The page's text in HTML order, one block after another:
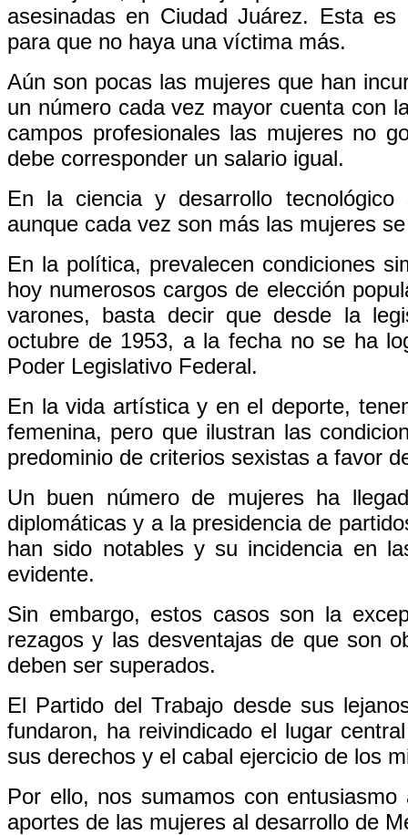
asesinadas en Ciudad Juárez. Esta
para que no haya una víctima más.
Aún son pocas las mujeres que han
un número cada vez mayor cuenta con
campos profesionales las mujeres no
debe corresponder un salario igual.
En la ciencia y desarrollo tecnológico
aunque cada vez son más las mujeres
En la política, prevalecen condiciones
hoy numerosos cargos de elección
varones, basta decir que desde la
octubre de 1953, a la fecha no se ha
Poder Legislativo Federal.
En la vida artística y en el deporte,
femenina, pero que ilustran las
predominio de criterios sexistas a favor
Un buen número de mujeres ha
diplomáticas y a la presidencia de
han sido notables y su incidencia en
evidente.
Sin embargo, estos casos son la
rezagos y las desventajas de que son
deben ser superados.
El Partido del Trabajo desde sus
fundaron, ha reivindicado el lugar
sus derechos y el cabal ejercicio de los
Por ello, nos sumamos con
aportes de las mujeres al desarrollo de